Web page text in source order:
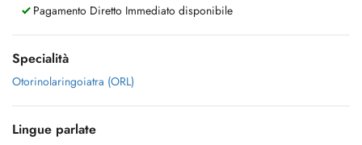
Pagamento Diretto Immediato disponibile
Specialità
Otorinolaringoiatra (ORL)
Lingue parlate